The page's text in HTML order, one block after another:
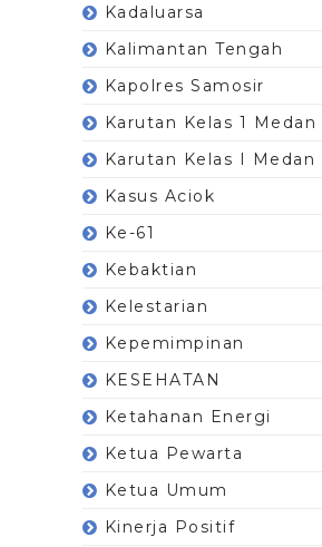
Kadaluarsa
Kalimantan Tengah
Kapolres Samosir
Karutan Kelas 1 Medan
Karutan Kelas I Medan
Kasus Aciok
Ke-61
Kebaktian
Kelestarian
Kepemimpinan
KESEHATAN
Ketahanan Energi
Ketua Pewarta
Ketua Umum
Kinerja Positif